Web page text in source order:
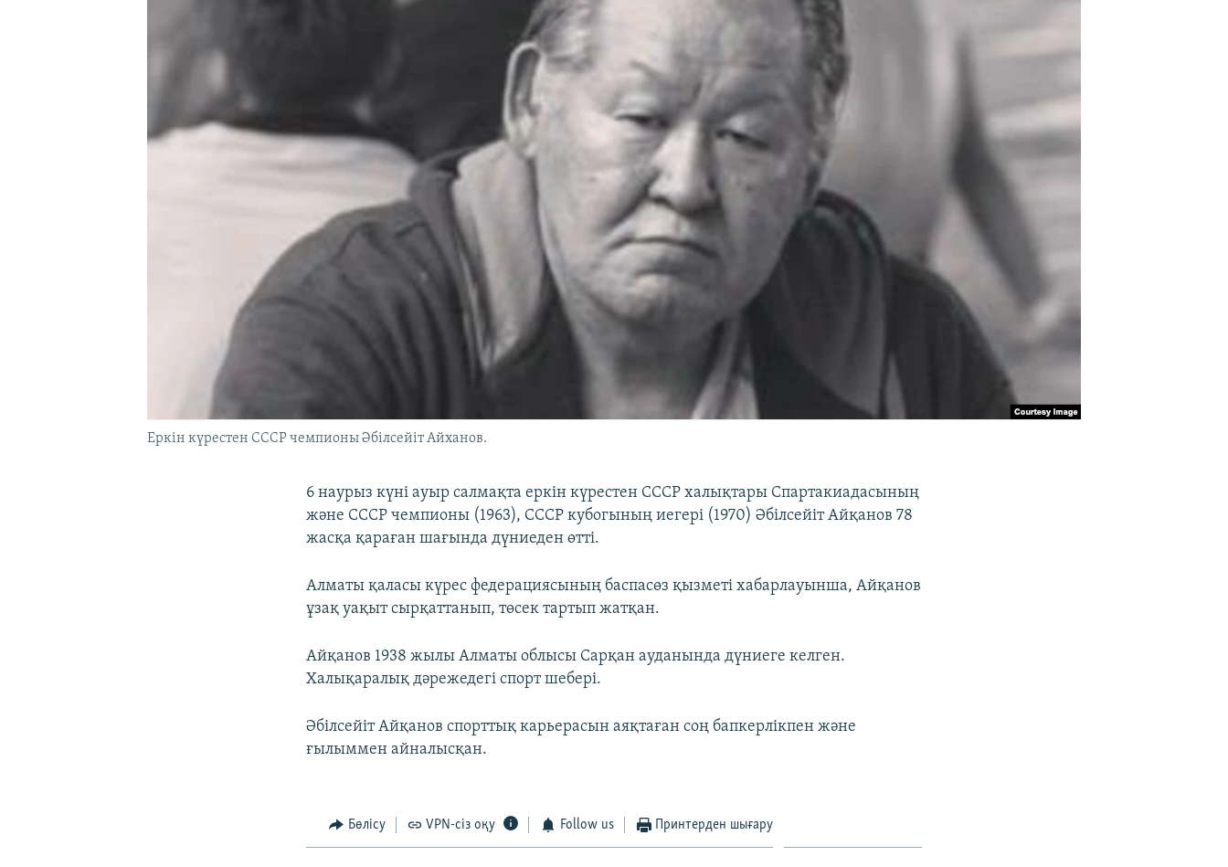
Еркін күрестен СССР чемпионы Әбілсейіт Айханов.
6 наурыз күні ауыр салмақта еркін күрестен СССР халықтары Спартакиадасының
және СССР чемпионы (1963), СССР кубогының иегері (1970) Әбілсейіт Айқанов 78
жасқа қараған шағында дүниеден өтті.
Алматы қаласы күрес федерациясының баспасөз қызметі хабарлауынша, Айқанов
ұзақ уақыт сырқаттанып, төсек тартып жатқан.
Айқанов 1938 жылы Алматы облысы Сарқан ауданында дүниеге келген.
Халықаралық дәрежедегі спорт шебері.
Әбілсейіт Айқанов cпорттық карьерасын аяқтаған соң бапкерлікпен және
ғылыммен айналысқан.
Бөлісу VPN-сіз оқу Follow us Принтерден шығару